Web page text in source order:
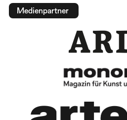
Medienpartner